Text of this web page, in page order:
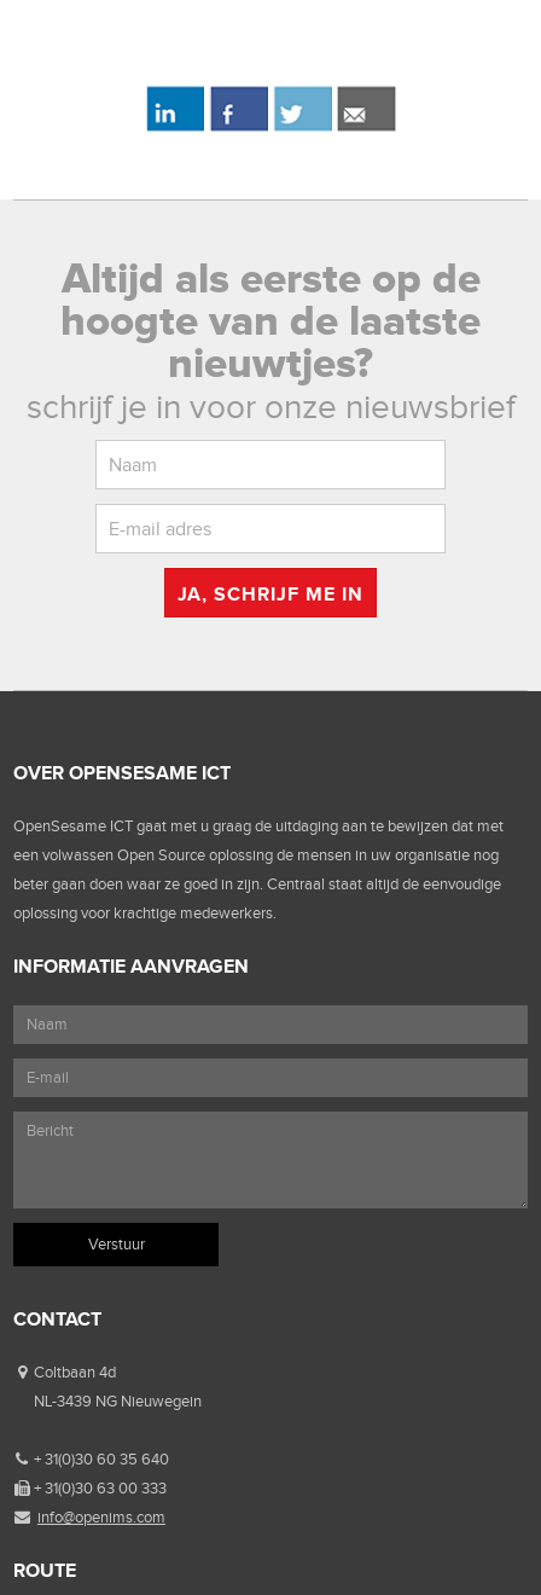
Altijd als eerste op de
hoogte van de laatste
nieuwtjes?
schrijf je in voor onze nieuwsbrief
JA, SCHRIJF ME IN
OVER OPENSESAME ICT
OpenSesame ICT gaat met u graag de uitdaging aan te bewijzen dat met
een volwassen Open Source oplossing de mensen in uw organisatie nog
beter gaan doen waar ze goed in zijn. Centraal staat altijd de eenvoudige
oplossing voor krachtige medewerkers.
INFORMATIE AANVRAGEN
CONTACT
Coltbaan 4d
NL-3439 NG Nieuwegein
+ 31(0)30 60 35 640
+ 31(0)30 63 00 333
info@openims.com
ROUTE